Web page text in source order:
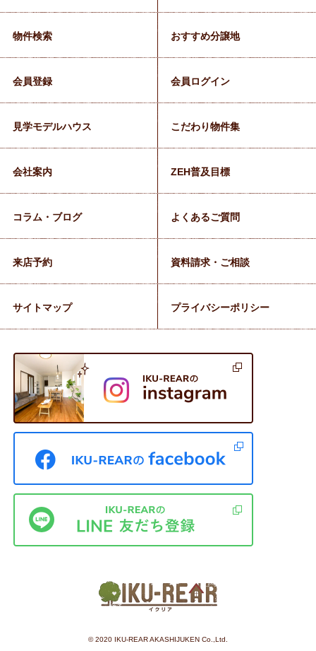
©︎ 2020 IKU-REAR AKASHIJUKEN Co.,Ltd.
物件検索 おすすめ分譲地
会員登録 会員ログイン
見学モデルハウス こだわり物件集
会社案内 ZEH普及目標
コラム・ブログ よくあるご質問
来店予約 資料請求・ご相談
サイトマップ プライバシーポリシー